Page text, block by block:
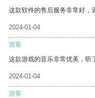
这款软件的售后服务非常好，
2024-01-04
游客
这款游戏的音乐非常优美，听
2024-01-04
游客